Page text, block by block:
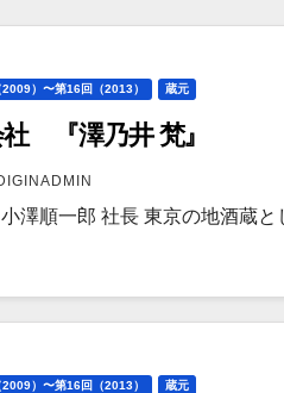
）〜第16回（2013） 蔵元
『澤乃井 梵』
澤順一郎 社長 東京の地酒蔵
）〜第16回（2013） 蔵元